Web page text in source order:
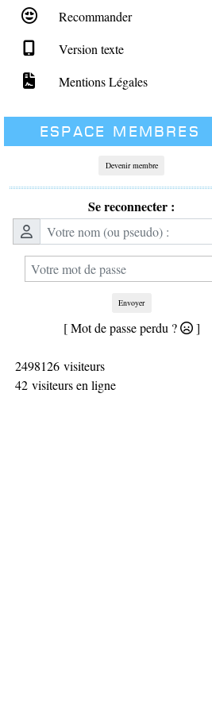
Recommander
Version texte
Mentions Légales
Espace membres
Devenir membre
Se reconnecter :
Envoyer
[ Mot de passe perdu ? ]
2498126 visiteurs
42 visiteurs en ligne